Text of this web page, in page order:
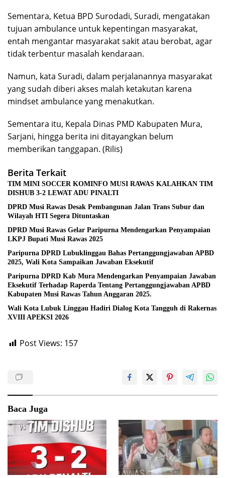
Sementara, Ketua BPD Surodadi, Suradi, mengatakan
tujuan ambulance untuk kepentingan masyarakat,
entah mengantar masyarakat sakit atau berobat, agar
tidak terbentur masalah kendaraan.
Namun, kata Suradi, dalam perjalanannya masyarakat
yang sudah diberi akses malah ketakutan karena
mindset ambulance yang menakutkan.
Sementara itu, Kepala Dinas PMD Kabupaten Mura,
Sarjani, hingga berita ini ditayangkan belum
memberikan tanggapan. (Rilis)
Berita Terkait
TIM MINI SOCCER KOMINFO MUSI RAWAS KALAHKAN TIM
DISHUB 3-2 LEWAT ADU PINALTI
DPRD Musi Rawas Desak Pembangunan Jalan Trans Subur dan
Wilayah HTI Segera Dituntaskan
DPRD Musi Rawas Gelar Paripurna Mendengarkan Penyampaian
LKPJ Bupati Musi Rawas 2025
Paripurna DPRD Lubuklinggau Bahas Pertanggungjawaban APBD
2025, Wali Kota Sampaikan Jawaban Eksekutif
Paripurna DPRD Kab Mura Mendengarkan Penyampaian Jawaban
Eksekutif Terhadap Raperda Tentang Pertanggungjawaban APBD
Kabupaten Musi Rawas Tahun Anggaran 2025.
Wali Kota Lubuk Linggau Hadiri Dialog Kota Tangguh di Rakernas
XVIII APEKSI 2026
Post Views: 157
Baca Juga